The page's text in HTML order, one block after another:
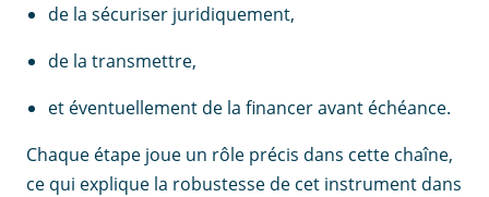
de la sécuriser juridiquement,
de la transmettre,
et éventuellement de la financer avant échéance.
Chaque étape joue un rôle précis dans cette chaîne,
ce qui explique la robustesse de cet instrument dans